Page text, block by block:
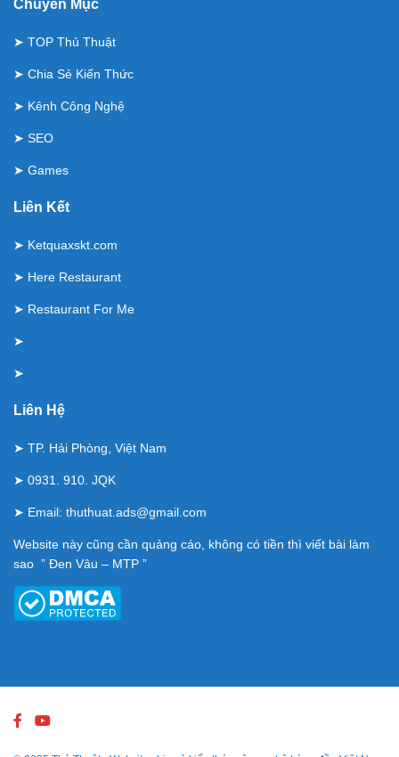
Chuyên Mục
➤ TOP Thủ Thuật
➤ Chia Sẻ Kiến Thức
➤ Kênh Công Nghệ
➤ SEO
➤ Games
Liên Kết
➤ Ketquaxskt.com
➤ Here Restaurant
➤ Restaurant For Me
➤
➤
Liên Hệ
➤ TP. Hải Phòng, Việt Nam
➤ 0931. 910. JQK
➤ Email: thuthuat.ads@gmail.com
Website này cũng cần quảng cáo, không có tiền thì viết bài làm
sao ” Đen Vâu – MTP ”